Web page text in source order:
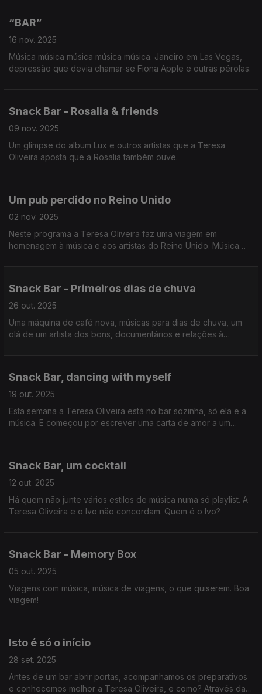
“BAR”
16 nov. 2025
Música música música música música. Janeiro em Las Vegas,
depressão que devia chamar-se Fiona Apple e outras pérolas.
Snack Bar - Rosalia & friends
09 nov. 2025
Um glimpse do album Lux e outros artistas que a Teresa
Oliveira aposta que a Rosalia também ouve.
Um pub perdido no Reino Unido
02 nov. 2025
Neste programa a Teresa Oliveira faz uma viagem em
homenagem à música e aos artistas do Reino Unido. Música
Snack Bar - Primeiros dias de chuva
26 out. 2025
Uma máquina de café nova, músicas para dias de chuva, um
olá de um artista dos bons, documentários e relações à
Snack Bar, dancing with myself
19 out. 2025
Esta semana a Teresa Oliveira está no bar sozinha, só ela e a
música. E começou por escrever uma carta de amor a um
Snack Bar, um cocktail
12 out. 2025
Há quem não junte vários estilos de música numa só playlist. A
Teresa Oliveira e o Ivo não concordam. Quem é o Ivo?
Snack Bar - Memory Box
05 out. 2025
Viagens com música, música de viagens, o que quiserem. Boa
viagem!
Isto é só o início
28 set. 2025
Antes de um bar abrir portas, acompanhamos os preparativos
e conhecemos melhor a Teresa Oliveira, e como? Através da